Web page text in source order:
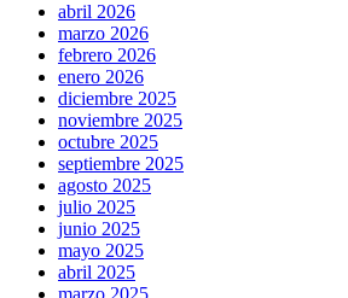
abril 2026
marzo 2026
febrero 2026
enero 2026
diciembre 2025
noviembre 2025
octubre 2025
septiembre 2025
agosto 2025
julio 2025
junio 2025
mayo 2025
abril 2025